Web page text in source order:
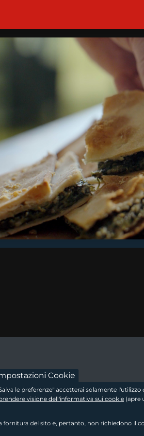
footer -
footer -
Cookie
le preferenze" accetterai solamente
visione dell'informativa sui cookie (apre
del sito e, pertanto, non richiedono il